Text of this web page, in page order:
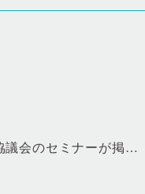
集合住宅管理新聞『アメニティ』に当協議会のセミナーが掲載されました